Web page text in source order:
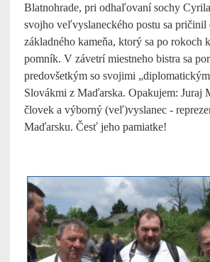
Blatnohrade, pri odhaľovaní sochy
svojho veľvyslaneckého postu sa pričinil
základného kameňa, ktorý sa po rokoch
pomník. V závetrí miestneho bistra sa
predovšetkým so svojimi
Slovákmi z Maďarska. Opakujem: Juraj
človek a výborný (veľ)vyslanec -
Maďarsku. Česť jeho pamiatke!